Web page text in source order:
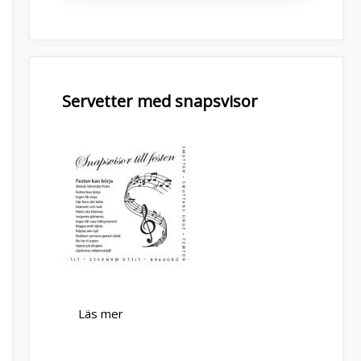
Servetter med snapsvisor
Läs mer